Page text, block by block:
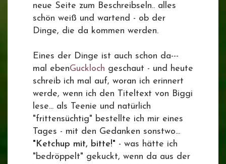
neue Seite zum Beschreibseln.. alles
schön weiß und wartend - ob der
Dinge, die da kommen werden.
Eines der Dinge ist auch schon da---
mal ebenGuckloch geschaut - und heute
schreib ich mal auf, woran ich erinnert
werde, wenn ich den Titeltext von Biggi
lese... als Teenie und natürlich
"frittensüchtig" bestellte ich mir eines
Tages - mit den Gedanken sonstwo...
"Ketchup mit, bitte!" - was hätte ich
"bedröppelt" gekuckt, wenn da aus der